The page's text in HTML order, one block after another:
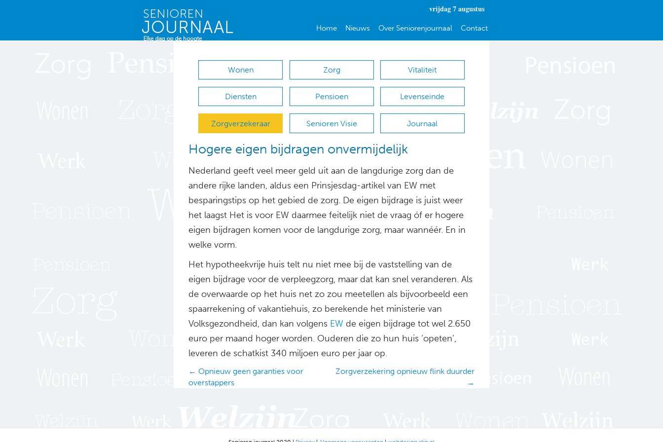
vrijdag 7 augustus
Home Nieuws Over Seniorenjournaal Contact
Wonen Zorg Vitaliteit
Diensten Pensioen Levenseinde
Zorgverzekeraar Senioren Visie Journaal
Hogere eigen bijdragen onvermijdelijk
Nederland geeft veel meer geld uit aan de langdurige zorg dan de
andere rijke landen, aldus een Prinsjesdag-artikel van EW met
besparingstips op het gebied de zorg. De eigen bijdrage is juist weer
het laagst Het is voor EW daarmee feitelijk niet de vraag óf er hogere
eigen bijdragen komen voor de langdurige zorg, maar wannéér. En in
welke vorm.
Het hypotheekvrije huis telt nu niet mee bij de vaststelling van de
eigen bijdrage voor de verpleegzorg, maar dat kan snel veranderen. Als
de overwaarde op het huis net zo zou meetellen als bijvoorbeeld een
spaarrekening of vakantiehuis, zo berekende het ministerie van
Volksgezondheid, dan kan volgens EW de eigen bijdrage tot wel 2.650
euro per maand hoger worden. Ouderen die zo hun huis ‘opeten’,
leveren de schatkist 340 miljoen euro per jaar op.
Posts
navigation
← Opnieuw geen garanties voor
overstappers
Zorgverzekering opnieuw flink duurder
→